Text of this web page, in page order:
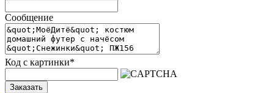
Сообщение
Код с картинки*
Заказать